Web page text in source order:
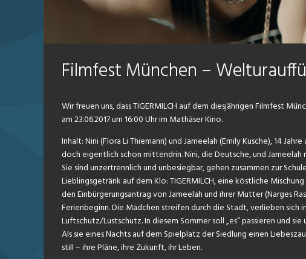
Filmfest München –
Wir freuen uns, dass TIGERMILCH auf dem diesjährigen Filmfest
am 23.06.2017 um 16:00 Uhr im Mathäser Kino.
Inhalt: Nini (Flora Li Thiemann) und Jameelah (Emily Kusche), 14
doch eigentlich schon mittendrin. Nini, die Deutsche, und
Sie sind unzertrennlich und unbesiegbar, gehen zusammen zur
Lieblingsgetränk auf dem Klo: TIGERMILCH, eine köstliche
den Einbürgerungsantrag von Jameelah und ihrer Mutter (Narges
Ferienbeginn. Die Mädchen streifen durch die Stadt, verlieben
Luftschutz/Lustschutz. In diesem Sommer soll „es“ passieren und
Als sie eines Nachts auf dem Spielplatz der Siedlung einen
still – ihre Pläne, ihre Zukunft, ihr Leben.